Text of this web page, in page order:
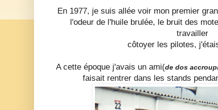
En 1977, je suis allée voir mon premier
l'odeur de l'huile brulée, le bruit des
travailler
côtoyer les pilotes,
A cette époque j'avais un ami(de dos
faisait rentrer dans les stands